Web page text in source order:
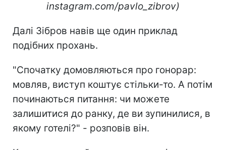
instagram.com/pavlo_zibrov)
Далі Зібров навів ще один приклад
подібних прохань.
"Спочатку домовляються про гонорар:
мовляв, виступ коштує стільки-то. А потім
починаються питання: чи можете
залишитися до ранку, де ви зупинилися, в
якому готелі?" - розповів він.